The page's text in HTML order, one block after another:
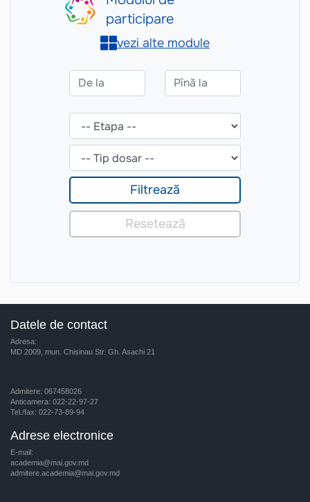
Datele de contact
Adresa:
MD 2009, mun. Chisinau Str. Gh. Asachi 21
Admitere: 067458026
Anticamera: 022-22-97-27
Tel./fax: 022-73-89-94
Adrese electronice
E-mail:
academia@mai.gov.md
admitere.academia@mai.gov.md